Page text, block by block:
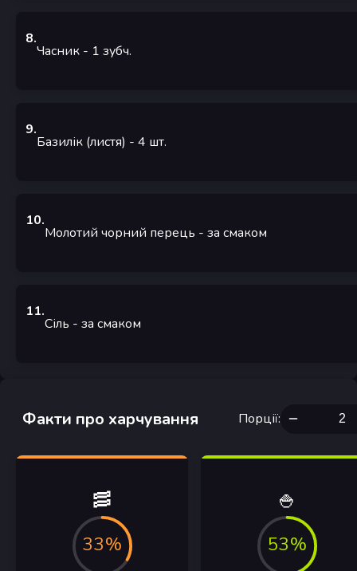
8.
Часник - 1 зубч.
9.
Базилік (листя) - 4 шт.
10.
Молотий чорний перець - за смаком
11.
Сіль - за смаком
Факти про харчування Порції:
🥓
33%
🍚
53%